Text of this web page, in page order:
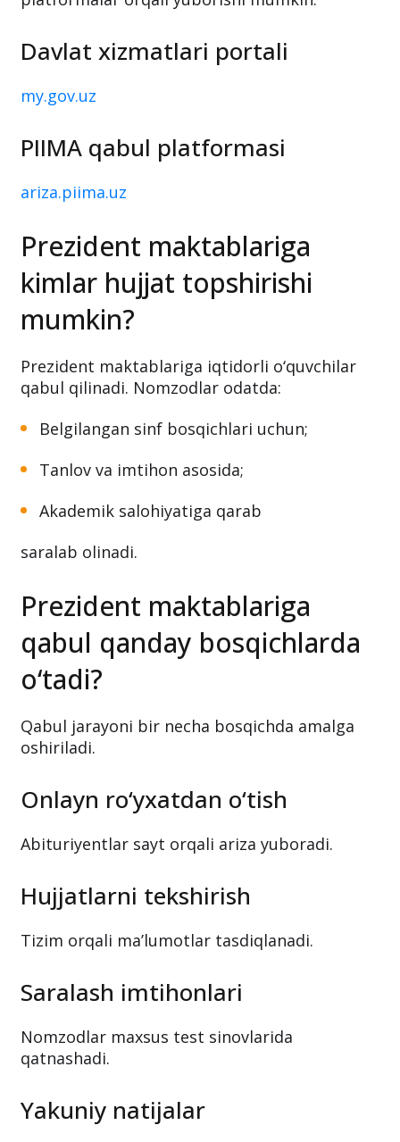
Davlat xizmatlari portali
my.gov.uz
PIIMA qabul platformasi
ariza.piima.uz
Prezident maktablariga
kimlar hujjat topshirishi
mumkin?
Prezident maktablariga iqtidorli o‘quvchilar
qabul qilinadi. Nomzodlar odatda:
Belgilangan sinf bosqichlari uchun;
Tanlov va imtihon asosida;
Akademik salohiyatiga qarab
saralab olinadi.
Prezident maktablariga
qabul qanday bosqichlarda
o‘tadi?
Qabul jarayoni bir necha bosqichda amalga
oshiriladi.
Onlayn ro‘yxatdan o‘tish
Abituriyentlar sayt orqali ariza yuboradi.
Hujjatlarni tekshirish
Tizim orqali ma’lumotlar tasdiqlanadi.
Saralash imtihonlari
Nomzodlar maxsus test sinovlarida
qatnashadi.
Yakuniy natijalar